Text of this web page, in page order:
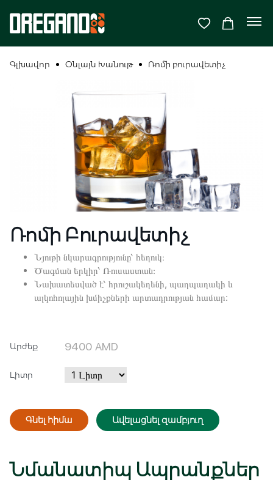
Գլխավոր Օնլայն Խանութ Ռոմի բուրավետիչ
Ռոմի Բուրավետիչ
Նյութի նկարագրությունը՝ հեղուկ։
Ծագման երկիր՝ Ռուսաստան։
Նախատեսված է՝ հրուշակեղենի, պաղպաղակի և
ալկոհոլային խմիչքների արտադրության համար:
Արժեք 9400 AMD
Լիտր
Գնել հիմա Ավելացնել զամբյուղ
Նմանատիպ Ապրանքներ